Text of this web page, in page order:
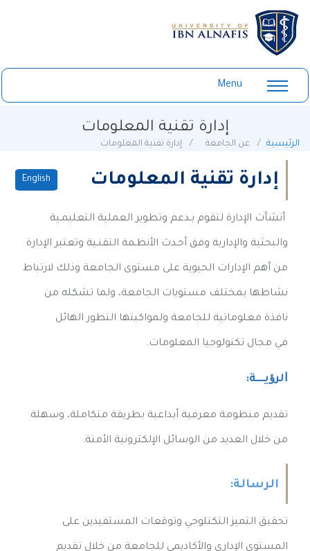
English
Menu
إدارة تقنية المعلومات
الرئيسية عن الجامعة إدارة تقنية المعلومات
إدارة تقنية المعلومات
أنشأت الإدارة لتقوم بـدعم وتطوير العملية التعليمـية
والبحثية والإدارية وفق أحـدث الأنظـمة التقنـية وتعتبر الإدارة
من أهم الإدارات الحيوية على مستوى الجامعة وذلك لارتباط
نشاطها بمختلف مستويات الجامعة، ولما تشكله من
نافذة معلوماتية للجامعة ولمواكبتها التطور الهائل
في مجال تكنولوجيا المعلومات.
ﺍﻟﺮﺅﻳــــﺔ:
تقديم منظومة معرفية أبداعية بطريقة متكاملة، وسهلة
من خلال العديد من الوسائل الإلكترونية الأمنة.
الرسالة:
تحقيق التميز التكنلوجي وتوقعات المستفيدين على
المستوى الإداري والأكاديمي للجامعة من خلال تقديم